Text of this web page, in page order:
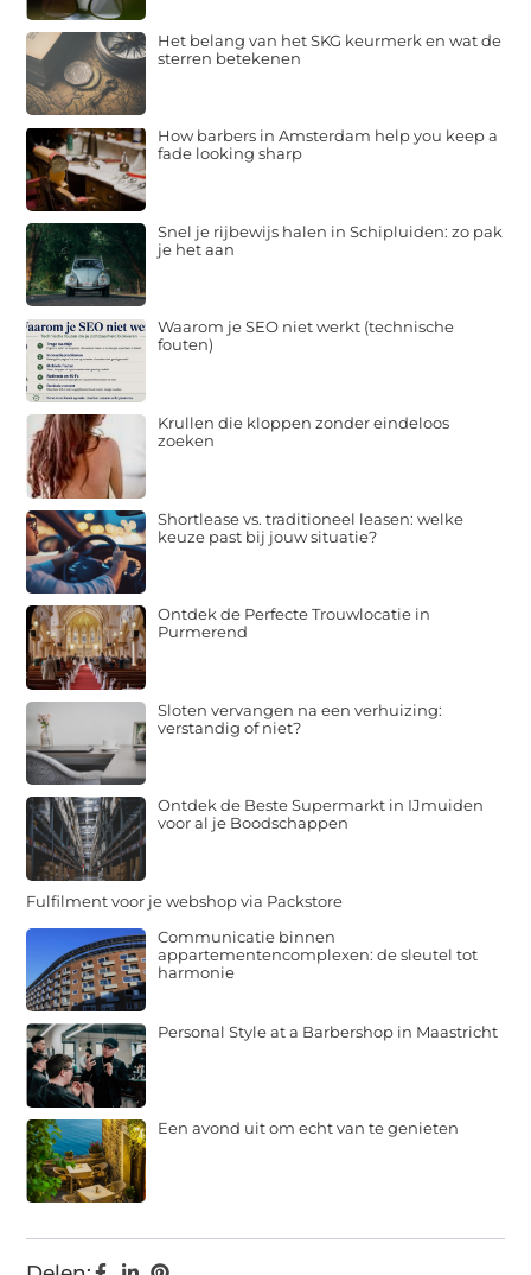
Het belang van het SKG keurmerk en wat de
sterren betekenen
How barbers in Amsterdam help you keep a
fade looking sharp
Snel je rijbewijs halen in Schipluiden: zo pak
je het aan
Waarom je SEO niet werkt (technische
fouten)
Krullen die kloppen zonder eindeloos
zoeken
Shortlease vs. traditioneel leasen: welke
keuze past bij jouw situatie?
Ontdek de Perfecte Trouwlocatie in
Purmerend
Sloten vervangen na een verhuizing:
verstandig of niet?
Ontdek de Beste Supermarkt in IJmuiden
voor al je Boodschappen
Fulfilment voor je webshop via Packstore
Communicatie binnen
appartementencomplexen: de sleutel tot
harmonie
Personal Style at a Barbershop in Maastricht
Een avond uit om echt van te genieten